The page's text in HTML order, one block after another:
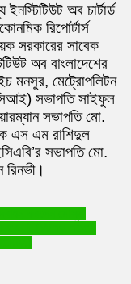
অব চার্টার্ড
রিপোর্টার্স
সরকারের সাবেক
অব বাংলাদেশের
মনসুর, মেট্রোপলিটন
সভাপতি সাইফুল
সভাপতি মো.
এস এম রাশিদুল
সভাপতি মো.